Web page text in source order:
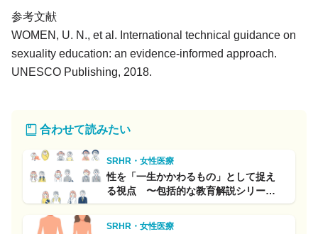
参考文献
WOMEN, U. N., et al. International technical guidance on
sexuality education: an evidence-informed approach.
UNESCO Publishing, 2018.
合わせて読みたい
SRHR・女性医療
性を「一生かかわるもの」として捉え
る視点 〜包括的な教育解説シリーズ
(7)〜
SRHR・女性医療